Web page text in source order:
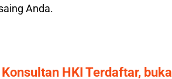
Anda.
HKI Terdaftar,